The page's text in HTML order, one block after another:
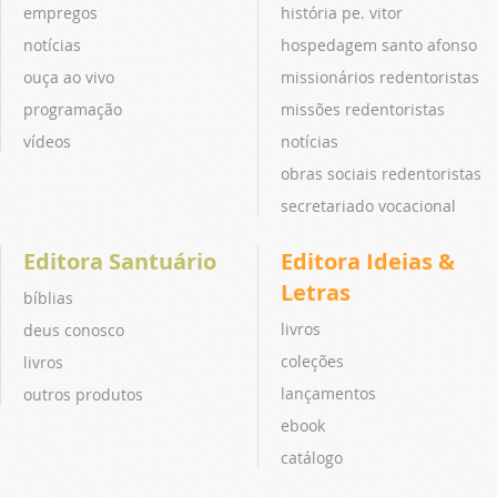
empregos
notícias
ouça ao vivo
programação
vídeos
história pe. vitor
hospedagem santo afonso
missionários redentoristas
missões redentoristas
notícias
obras sociais redentoristas
secretariado vocacional
Editora Santuário
bíblias
deus conosco
livros
outros produtos
Editora Ideias &
Letras
livros
coleções
lançamentos
ebook
catálogo